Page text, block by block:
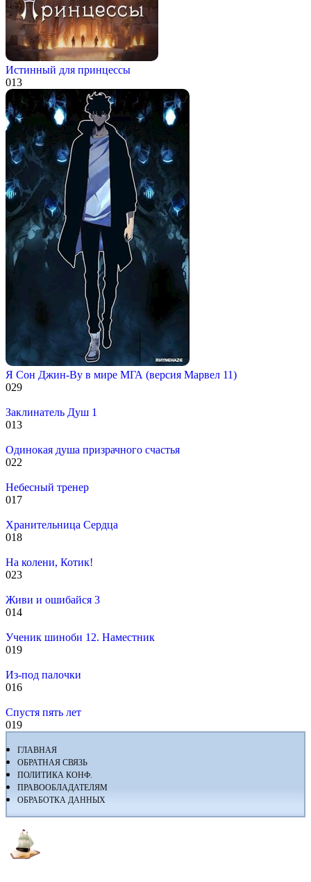
Истинный для принцессы
013
Я Сон Джин-Ву в мире МГА (версия Марвел 11)
029
Заклинатель Душ 1
013
Одинокая душа призрачного счастья
022
Небесный тренер
017
Хранительница Сердца
018
На колени, Котик!
023
Живи и ошибайся 3
014
Ученик шиноби 12. Наместник
019
Из-под палочки
016
Спустя пять лет
019
ГЛАВНАЯ
ОБРАТНАЯ СВЯЗЬ
ПОЛИТИКА КОНФ.
ПРАВООБЛАДАТЕЛЯМ
ОБРАБОТКА ДАННЫХ